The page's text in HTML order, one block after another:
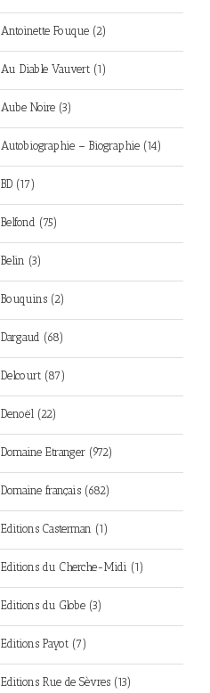
Antoinette Fouque (2)
Au Diable Vauvert (1)
Aube Noire (3)
Autobiographie – Biographie (14)
BD (17)
Belfond (75)
Belin (3)
Bouquins (2)
Dargaud (68)
Delcourt (87)
Denoël (22)
Domaine Etranger (972)
Domaine français (682)
Editions Casterman (1)
Editions du Cherche-Midi (1)
Editions du Globe (3)
Editions Payot (7)
Editions Rue de Sèvres (13)